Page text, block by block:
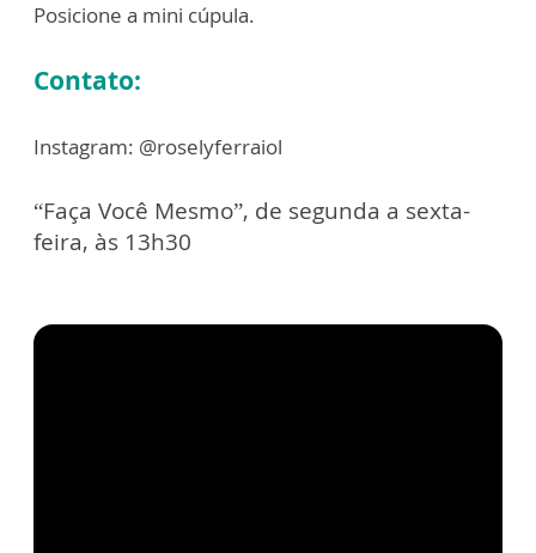
Posicione a mini cúpula.
Contato:
Instagram: @roselyferraiol
“Faça Você Mesmo”, de segunda a sexta-
feira, às 13h30